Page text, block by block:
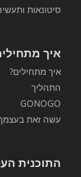
סיטונאות
איך
איך מתחילים?
התהליך
GONOGO
עשה זאת
התוכנית